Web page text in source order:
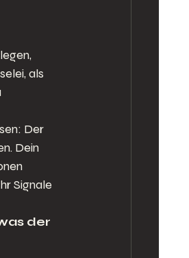
als
Der
Dein
Signale
der